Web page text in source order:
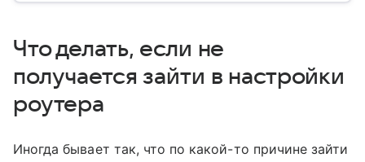
Что делать, если не
получается зайти в настройки
роутера
Иногда бывает так, что по какой-то причине зайти